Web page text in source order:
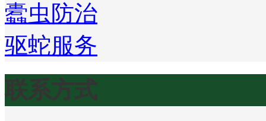
蠹虫防治
驱蛇服务
联系方式